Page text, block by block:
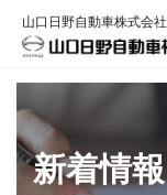
山口日野自動車株式会社
新着情報